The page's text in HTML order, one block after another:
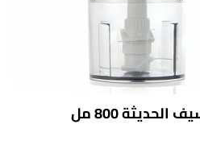
800 مل